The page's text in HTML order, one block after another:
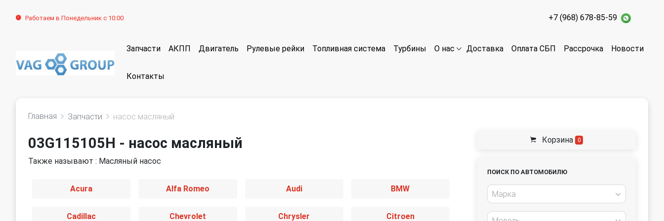
Работаем в Понедельник с 10:00 +7 (968) 678-85-59
Запчасти АКПП Двигатель Рулевые рейки Топливная система Турбины О нас Доставка Оплата СБП Рассрочка Новости
Контакты
Главная Запчасти насос масляный
03G115105H - насос масляный
Также называют : Масляный насос
Acura Alfa Romeo Audi BMW
Cadillac Chevrolet Chrysler Citroen
Корзина 0
ПОИСК ПО АВТОМОБИЛЮ
Марка